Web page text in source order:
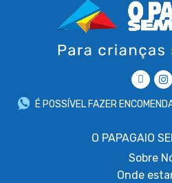
É POSSÍVEL FAZER
O PAPAGAIO
Sobre
Onde